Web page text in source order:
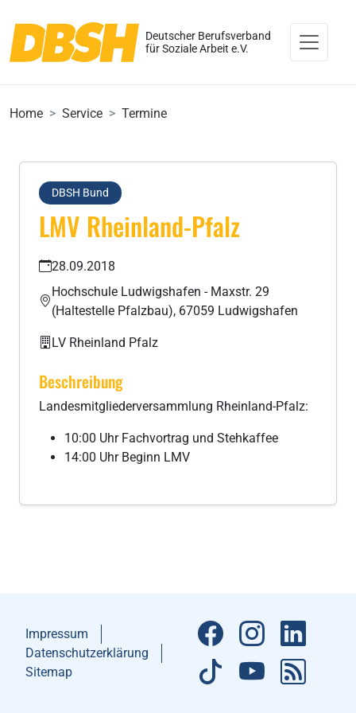
Deutscher Berufsverband
für Soziale Arbeit e.V.
Home Service Termine
DBSH Bund
LMV Rheinland-Pfalz
28.09.2018
Hochschule Ludwigshafen - Maxstr. 29
(Haltestelle Pfalzbau), 67059 Ludwigshafen
LV Rheinland Pfalz
Beschreibung
Landesmitgliederversammlung Rheinland-Pfalz:
10:00 Uhr Fachvortrag und Stehkaffee
14:00 Uhr Beginn LMV
Impressum
Datenschutzerklärung
Sitemap